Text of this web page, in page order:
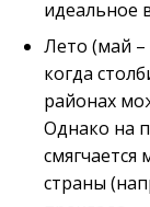
идеальное
Лето (май –
когда
районах
Однако на
страны